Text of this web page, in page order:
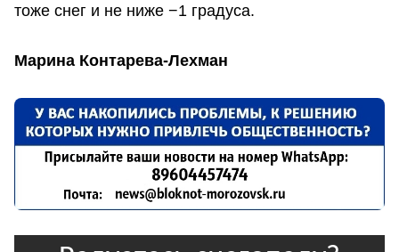
тоже снег и не ниже −1 градуса.
Марина Контарева-Лехман